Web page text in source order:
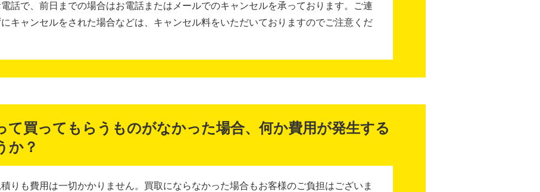
話で、前日までの場合はお電話またはメールでのキャンセルを承っております。ご連
キャンセルをされた場合などは、キャンセル料をいただいておりますのでご注意くだ
て買ってもらうものがなかった場合、何か費用が発生する
か？
りも費用は一切かかりません。買取にならなかった場合もお客様のご負担はございま